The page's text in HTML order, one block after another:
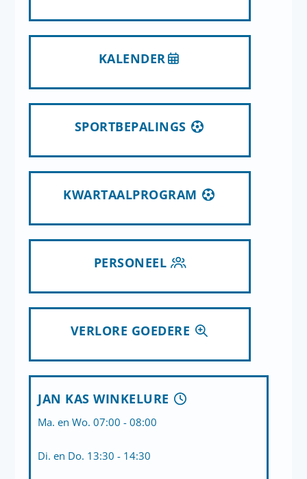
KALENDER
SPORTBEPALINGS
KWARTAALPROGRAM
PERSONEEL
VERLORE GOEDERE
JAN KAS WINKELURE
Ma. en Wo. 07:00 - 08:00
Di. en Do. 13:30 - 14:30